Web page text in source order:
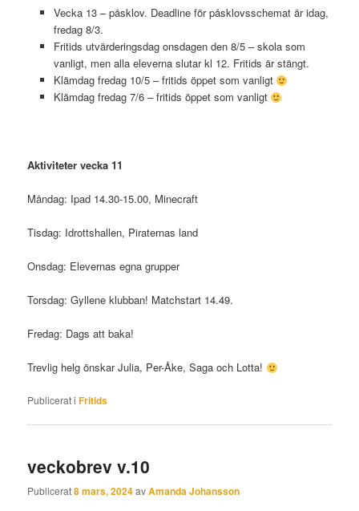
Vecka 13 – påsklov. Deadline för påsklovsschemat är idag,
fredag 8/3.
Fritids utvärderingsdag onsdagen den 8/5 – skola som
vanligt, men alla eleverna slutar kl 12. Fritids är stängt.
Klämdag fredag 10/5 – fritids öppet som vanligt
Klämdag fredag 7/6 – fritids öppet som vanligt
Aktiviteter vecka 11
Måndag: Ipad 14.30-15.00, Minecraft
Tisdag: Idrottshallen, Piraternas land
Onsdag: Elevernas egna grupper
Torsdag: Gyllene klubban! Matchstart 14.49.
Fredag: Dags att baka!
Trevlig helg önskar Julia, Per-Åke, Saga och Lotta!
Publicerat i Fritids
veckobrev v.10
Publicerat8 mars, 2024avAmanda Johansson